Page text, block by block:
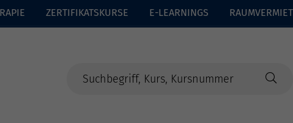
ZERTIFIKATSKURSE E-LEARNINGS